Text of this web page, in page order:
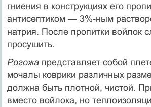
гниения в конструкциях его
антисептиком — 3%-ным
натрия. После пропитки войлок
просушить.
Рогожапредставляет собой
мочалы коврики различных
должна быть плотной, чистой.
вместо войлока, но